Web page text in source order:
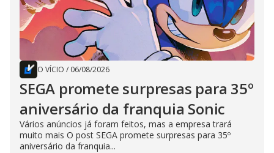
O VÍCIO / 06/08/2026
SEGA promete surpresas para 35º
aniversário da franquia Sonic
Vários anúncios já foram feitos, mas a empresa trará
muito mais O post SEGA promete surpresas para 35º
aniversário da franquia...